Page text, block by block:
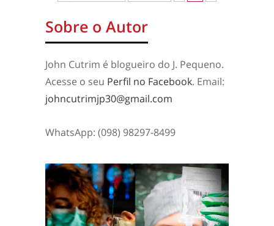
Sobre o Autor
John Cutrim é blogueiro do J. Pequeno.
Acesse o seu Perfil no Facebook. Email:
johncutrimjp30@gmail.com
WhatsApp: (098) 98297-8499